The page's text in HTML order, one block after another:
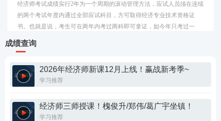
经济师考试成绩实行2年为一个周期的滚动管理方法，应试人员须在连续
的两个考试年度内通过全部应试科目，方可取得经济专业技术资格证
书。也就是说，考生可在两年内考过两科即可拿证，如今年只考过一
科，明年再考过另一科即可。
经济师国家合格分数线为每科84分，两科成绩均到达84分以上才可算合
格。考生可以在考试成绩公布后15日内向报考地考试机构提交成绩核查
成绩查询
2026年经济师新课12月上线！赢战新考季~
学习推荐
经济师三师授课！槐俊升/郑伟/葛广宇坐镇！
学习推荐